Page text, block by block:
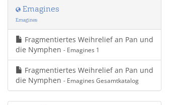
Emagines
Emagines
Fragmentiertes Weihrelief an Pan und
die Nymphen - Emagines 1
Fragmentiertes Weihrelief an Pan und
die Nymphen - Emagines Gesamtkatalog